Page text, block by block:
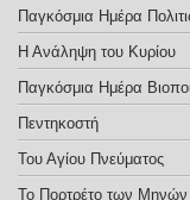
Παγκόσμια Ημέρα
Η Ανάληψη του Κυρίου
Παγκόσμια Ημέρα
Πεντηκοστή
Του Αγίου Πνεύματος
Το Πορτρέτο των